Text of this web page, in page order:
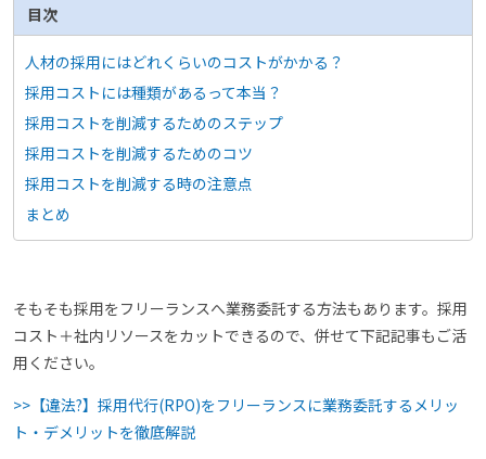
目次
人材の採用にはどれくらいのコストがかかる？
採用コストには種類があるって本当？
採用コストを削減するためのステップ
採用コストを削減するためのコツ
採用コストを削減する時の注意点
まとめ
そもそも採用をフリーランスへ業務委託する方法もあります。採用
コスト＋社内リソースをカットできるので、併せて下記記事もご活
用ください。
>>【違法?】採用代行(RPO)をフリーランスに業務委託するメリッ
ト・デメリットを徹底解説